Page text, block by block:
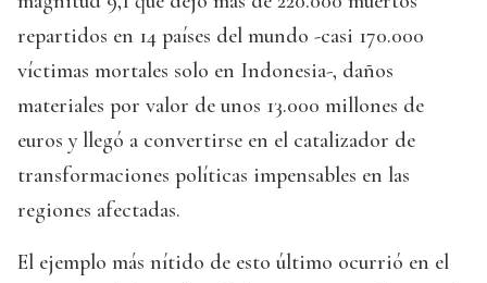
repartidos en 14 países del mundo -casi 170.000
víctimas mortales solo en Indonesia-, daños
materiales por valor de unos 13.000 millones de
euros y llegó a convertirse en el catalizador de
transformaciones políticas impensables en las
regiones afectadas.
El ejemplo más nítido de esto último ocurrió en el